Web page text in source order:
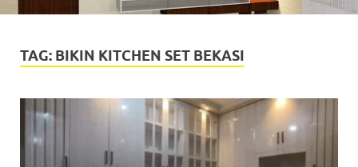
TAG: BIKIN KITCHEN SET BEKASI